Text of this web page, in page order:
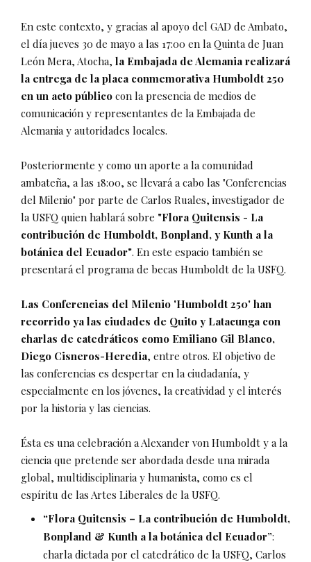
En este contexto, y gracias al apoyo del GAD de Ambato,
el día jueves 30 de mayo a las 17:00 en la Quinta de Juan
León Mera, Atocha, la Embajada de Alemania realizará
la entrega de la placa conmemorativa Humboldt 250
en un acto público con la presencia de medios de
comunicación y representantes de la Embajada de
Alemania y autoridades locales.
Posteriormente y como un aporte a la comunidad
ambateña, a las 18:00, se llevará a cabo las "Conferencias
del Milenio" por parte de Carlos Ruales, investigador de
la USFQ quien hablará sobre "Flora Quitensis - La
contribución de Humboldt, Bonpland, y Kunth a la
botánica del Ecuador". En este espacio también se
presentará el programa de becas Humboldt de la USFQ.
Las Conferencias del Milenio 'Humboldt 250' han
recorrido ya las ciudades de Quito y Latacunga con
charlas de catedráticos como Emiliano Gil Blanco,
Diego Cisneros-Heredia, entre otros. El objetivo de
las conferencias es despertar en la ciudadanía, y
especialmente en los jóvenes, la creatividad y el interés
por la historia y las ciencias.
Ésta es una celebración a Alexander von Humboldt y a la
ciencia que pretende ser abordada desde una mirada
global, multidisciplinaria y humanista, como es el
espíritu de las Artes Liberales de la USFQ.
“Flora Quitensis – La contribución de Humboldt,
Bonpland & Kunth a la botánica del Ecuador”:
charla dictada por el catedrático de la USFQ, Carlos